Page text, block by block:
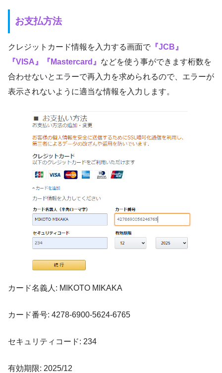
お支払方法
クレジットカード情報を入力する画面で 『JCB』
『VISA』『Mastercard』 などを使う事ができます桁数を
合わせないとエラーで再入力を求められるので、エラーが
表示されないように適当な情報を入力します。
カード名義人: MIKOTO MIKAKA
カード番号: 4278-6900-5624-6765
セキュリティコード: 234
有効期限: 2025/12